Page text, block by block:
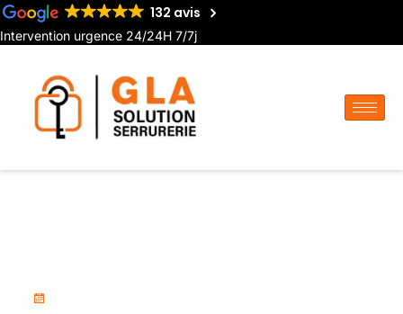
132 avis
Intervention urgence 24/24H 7/7j